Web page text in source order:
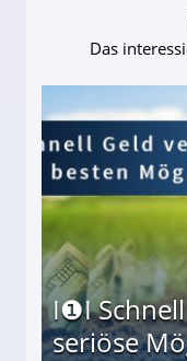
Das
I❶I
seriöse